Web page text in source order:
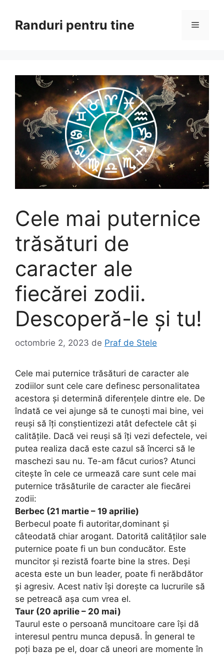
conținutRanduri pentru tine Meniu
Cele mai puternice
trăsături de
caracter ale
fiecărei zodii.
Descoperă-le și tu!
octombrie 2, 2023 de Praf de Stele
Cele mai puternice trăsături de caracter ale
zodiilor sunt cele care definesc personalitatea
acestora și determină diferențele dintre ele. De
îndată ce vei ajunge să te cunoști mai bine, vei
reuși să îți conștientizezi atât defectele cât și
calitățile. Dacă vei reuși să îți vezi defectele, vei
putea realiza dacă este cazul să încerci să le
maschezi sau nu. Te-am făcut curios? Atunci
citește în cele ce urmează care sunt cele mai
puternice trăsăturile de caracter ale fiecărei
zodii:
Berbec (21 martie – 19 aprilie)
Berbecul poate fi autoritar,dominant și
câteodată chiar arogant. Datorită calităților sale
puternice poate fi un bun conducător. Este
muncitor și rezistă foarte bine la stres. Deși
acesta este un bun leader, poate fi nerăbdător
și agresiv. Acest nativ își dorește ca lucrurile să
se petreacă așa cum vrea el.
Taur (20 aprilie – 20 mai)
Taurul este o persoană muncitoare care își dă
interesul pentru munca depusă. În general te
poți baza pe el, doar că uneori are momente în